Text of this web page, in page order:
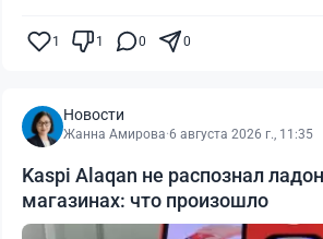
1 1 0 0
Новости
Жанна Амирова·6 августа 2026 г., 11:35
Kaspi Alaqan не распознал
магазинах: что произошло